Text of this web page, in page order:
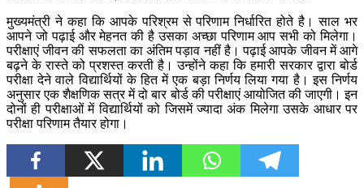
मुख्यमंत्री ने कहा कि आपके परिश्रम से परिणाम निर्धारित होते है। साल भर
आपने जो पढ़ाई और मेहनत की है उसका अच्छा परिणाम आप सभी को मिलेगा।
परीक्षाएं जीवन की सफलता का अंतिम पड़ाव नहीं है। पढ़ाई आपके जीवन में आगे
बढ़ने के रास्ते को प्रशस्त करती है। उन्होंने कहा कि हमारी सरकार द्वारा बोर्ड
परीक्षा देने वाले विद्यार्थियों के हित में एक बड़ा निर्णय लिया गया है। इस निर्णय
अनुसार एक शैक्षणिक सत्र में दो बार बोर्ड की परीक्षाएं आयोजित की जाएगी। इन
दोनों ही परीक्षाओं में विद्यार्थियों को जिसमें ज्यादा अंक मिलेगा उसके आधार पर
परीक्षा परिणाम तैयार होगा।